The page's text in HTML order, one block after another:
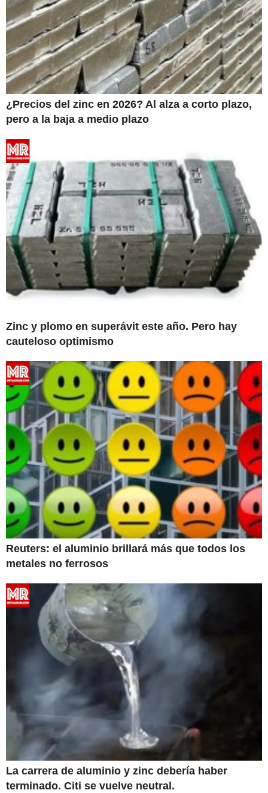
¿Precios del zinc en 2026? Al alza a corto plazo,
pero a la baja a medio plazo
Zinc y plomo en superávit este año. Pero hay
cauteloso optimismo
Reuters: el aluminio brillará más que todos los
metales no ferrosos
La carrera de aluminio y zinc debería haber
terminado. Citi se vuelve neutral.